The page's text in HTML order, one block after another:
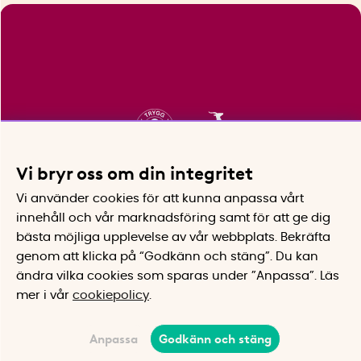
Vi bryr oss om din integritet
Vi använder cookies för att kunna anpassa vårt
innehåll och vår marknadsföring samt för att ge dig
bästa möjliga upplevelse av vår webbplats.
Bekräfta
genom att klicka på “Godkänn och stäng”. Du kan
ändra vilka cookies som sparas under ”Anpassa”.
Läs
mer i vår cookiepolicy
Anpassa Godkänn och stäng